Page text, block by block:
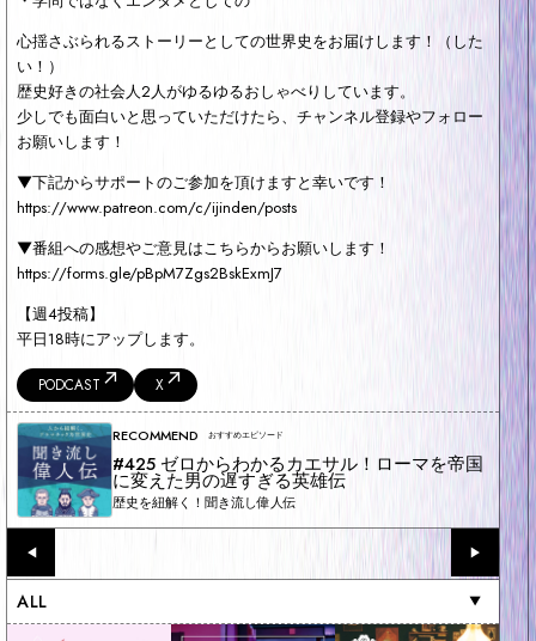
心揺さぶられるストーリーとしての世界史をお届けします！（した
い！）
歴史好きの社会人2人がゆるゆるおしゃべりしています。
少しでも面白いと思っていただけたら、チャンネル登録やフォロー
お願いします！
▼下記からサポートのご参加を頂けますと幸いです！
https://www.patreon.com/c/ijinden/posts
▼番組への感想やご意見はこちらからお願いします！
https://forms.gle/pBpM7Zgs2BskExmJ7
【週4投稿】
平日18時にアップします。
PODCAST X
RECOMMEND おすすめエピソード
#425 ゼロからわかるカエサル！ローマを帝国
に変えた男の遅すぎる英雄伝
歴史を紐解く！聞き流し偉人伝
◀︎ ▶︎